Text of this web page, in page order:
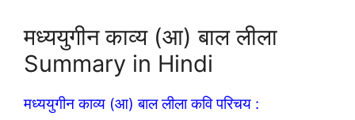
मध्ययुगीन काव्य (आ) बाल लीला
Summary in Hindi
मध्ययुगीन काव्य (आ) बाल लीला कवि परिचय :